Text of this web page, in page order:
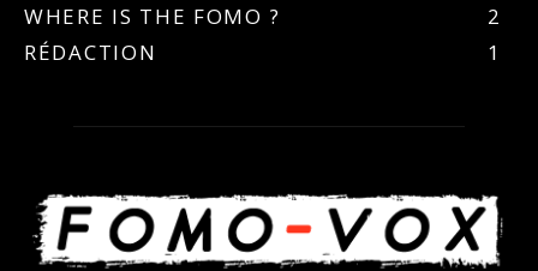
WHERE IS THE FOMO ?
2
RÉDACTION
1